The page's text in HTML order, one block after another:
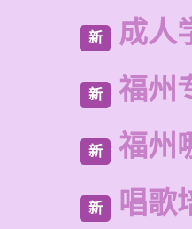
新 成人
新 福州
新 福州
新 唱歌